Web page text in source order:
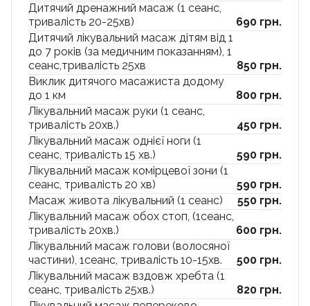
Дитячий дренажний масаж (1 сеанс,
тривалість 20-25хв)
690 грн.
Дитячий лікувальний масаж дітям від 1
до 7 років (за медичним показанням), 1
сеанс,тривалість 25хв
850 грн.
Виклик дитячого масажиста додому
до 1 км
800 грн.
Лікувальний масаж руки (1 сеанс,
тривалість 20хв.)
450 грн.
Лікувальний масаж однієї ноги (1
сеанс, тривалість 15 хв.)
590 грн.
Лікувальний масаж комірцевої зони (1
сеанс, тривалість 20 хв)
590 грн.
Масаж живота лікувальний (1 сеанс)
550 грн.
Лікувальний масаж обох стоп, (1сеанс,
тривалість 20хв.)
600 грн.
Лікувальний масаж голови (волосяної
частини), 1сеанс, тривалість 10-15хв.
500 грн.
Лікувальний масаж вздовж хребта (1
сеанс, тривалість 25хв.)
820 грн.